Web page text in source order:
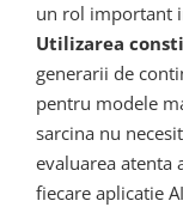
un rol important
Utilizarea
generarii de
pentru modele
sarcina nu
evaluarea atenta
fiecare aplicatie